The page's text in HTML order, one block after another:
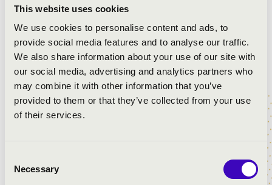
This website uses cookies
We use cookies to personalise content and ads, to
provide social media features and to analyse our traffic.
We also share information about your use of our site with
our social media, advertising and analytics partners who
may combine it with other information that you’ve
provided to them or that they’ve collected from your use
of their services.
Selection
Necessary
3 fotó